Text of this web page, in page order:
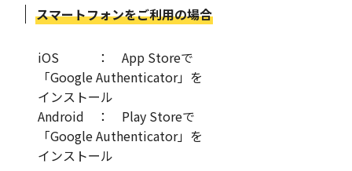
スマートフォンをご利用の場合
iOS ： App Storeで
「Google Authenticator」を
インストール
Android ： Play Storeで
「Google Authenticator」を
インストール